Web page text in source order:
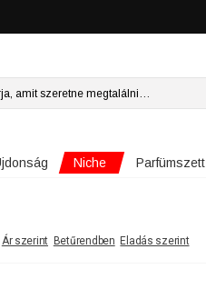
Niche Parfümszett
Ár szerint Betűrendben Eladás szerint